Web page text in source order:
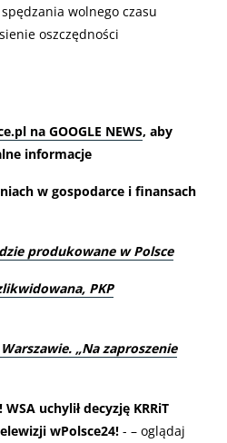
wolnego czasu
oszczędności
na GOOGLE NEWS, aby
informacje
w gospodarce i finansach
produkowane w Polsce
PKP
„Na zaproszenie
uchylił decyzję KRRiT
wPolsce24! - – oglądaj